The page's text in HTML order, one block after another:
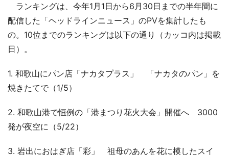
ランキングは、今年1月1日から6月30日までの半年間に
配信した「ヘッドラインニュース」のPVを集計したも
の。10位までのランキングは以下の通り（カッコ内は掲載
日）。
1. 和歌山にパン店「ナカタプラス」 「ナカタのパン」を
焼きたてで（1/5）
2. 和歌山港で恒例の「港まつり花火大会」開催へ 3000
発が夜空に（5/22）
3. 岩出におはぎ店「彩」 祖母のあんを花に模したスイ